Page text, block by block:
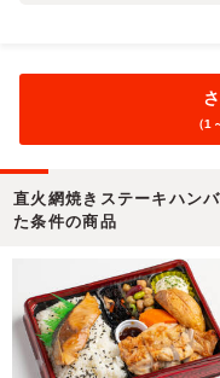
（1
直火網焼きステーキハン
た条件の商品